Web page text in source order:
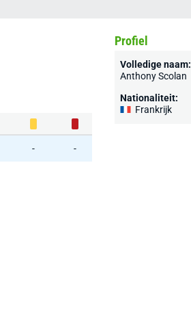
- -
Profiel
Volledige naam:
Anthony Scolan
Nationaliteit:
Frankrijk